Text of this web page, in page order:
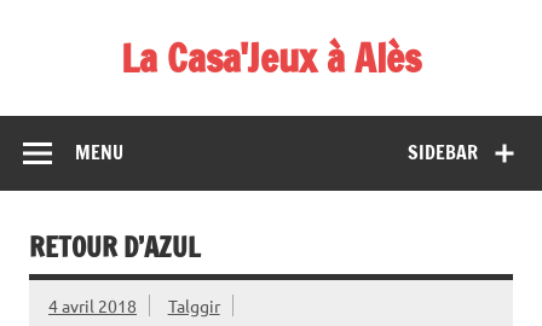
La Casa'Jeux à Alès
démos et de tournois
SIDEBAR
MENU
RETOUR D’AZUL
4 avril 2018 Talggir